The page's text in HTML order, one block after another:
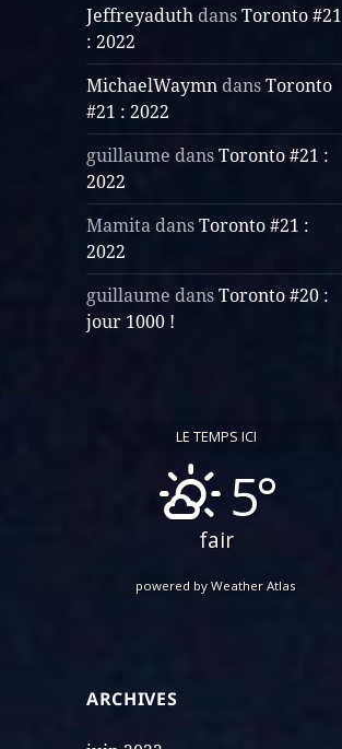
Jeffreyaduth dansToronto #21
: 2022
MichaelWaymn dansToronto
#21 : 2022
guillaume dansToronto #21 :
2022
Mamita dansToronto #21 :
2022
guillaume dansToronto #20 :
jour 1000 !
LE TEMPS ICI
5°
fair
powered byWeather Atlas
ARCHIVES